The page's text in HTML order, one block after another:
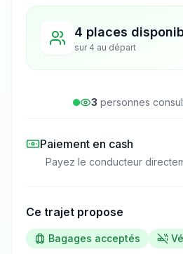
4 places
sur 4 au départ
3 personnes
Paiement en cash
Payez le conducteur
Ce trajet propose
Bagages acceptés